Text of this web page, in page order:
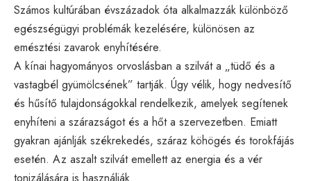
Számos kultúrában évszázadok óta alkalmazzák különböző
egészségügyi problémák kezelésére, különösen az
emésztési zavarok enyhítésére.
A kínai hagyományos orvoslásban a szilvát a „tüdő és a
vastagbél gyümölcsének” tartják. Úgy vélik, hogy nedvesítő
és hűsítő tulajdonságokkal rendelkezik, amelyek segítenek
enyhíteni a szárazságot és a hőt a szervezetben. Emiatt
gyakran ajánlják székrekedés, száraz köhögés és torokfájás
esetén. Az aszalt szilvát emellett az energia és a vér
tonizálására is használják.